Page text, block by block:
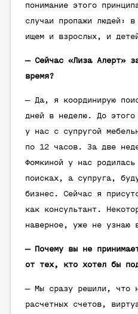
понимание этого
случаи пропажи людей:
ищем и взрослых, и
— Сейчас «Лиза Алерт»
время?
— Да, я координирую
дней в неделю. До этого
у нас с супругой
по 12 часов. За две
Фомкиной у нас
поисках, а супруга,
бизнес. Сейчас я
как консультант.
наверное, уже не узнаю
— Почему вы не
от тех, кто хотел бы
— Мы сразу решили, что
расчетных счетов,